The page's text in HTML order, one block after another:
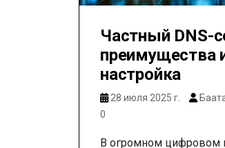
Частный DNS-
преимущества
настройка
28 июля 2025 г.
0
В огромном цифровом